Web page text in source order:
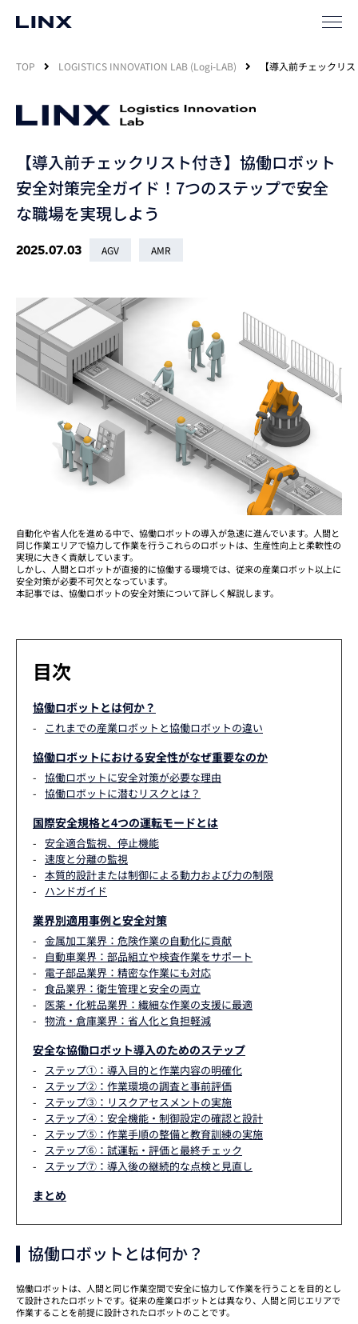
TOP LOGISTICS INNOVATION LAB (Logi-LAB) 【導入前チェックリ
【導入前チェックリスト付き】協働ロボット
安全対策完全ガイド！7つのステップで安全
な職場を実現しよう
2025.07.03 AGV AMR
自動化や省人化を進める中で、協働ロボットの導入が急速に進んでいます。人間と
同じ作業エリアで協力して作業を行うこれらのロボットは、生産性向上と柔軟性の
実現に大きく貢献しています。
しかし、人間とロボットが直接的に協働する環境では、従来の産業ロボット以上に
安全対策が必要不可欠となっています。
本記事では、協働ロボットの安全対策について詳しく解説します。
目次
協働ロボットとは何か？
これまでの産業ロボットと協働ロボットの違い
協働ロボットにおける安全性がなぜ重要なのか
協働ロボットに安全対策が必要な理由
協働ロボットに潜むリスクとは？
国際安全規格と4つの運転モードとは
安全適合監視、停止機能
速度と分離の監視
本質的設計または制御による動力および力の制限
ハンドガイド
業界別適用事例と安全対策
金属加工業界：危険作業の自動化に貢献
自動車業界：部品組立や検査作業をサポート
電子部品業界：精密な作業にも対応
食品業界：衛生管理と安全の両立
医薬・化粧品業界：繊細な作業の支援に最適
物流・倉庫業界：省人化と負担軽減
安全な協働ロボット導入のためのステップ
ステップ①：導入目的と作業内容の明確化
ステップ②：作業環境の調査と事前評価
ステップ③：リスクアセスメントの実施
ステップ④：安全機能・制御設定の確認と設計
ステップ⑤：作業手順の整備と教育訓練の実施
ステップ⑥：試運転・評価と最終チェック
ステップ⑦：導入後の継続的な点検と見直し
まとめ
協働ロボットとは何か？
協働ロボットは、人間と同じ作業空間で安全に協力して作業を行うことを目的とし
て設計されたロボットです。従来の産業ロボットとは異なり、人間と同じエリアで
作業することを前提に設計されたロボットのことです。